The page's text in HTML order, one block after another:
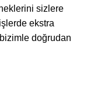
sizlere
ekstra
doğrudan